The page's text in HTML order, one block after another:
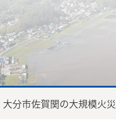
分市佐賀関の大規模火災